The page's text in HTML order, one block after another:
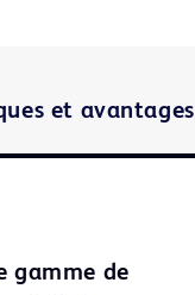
et avantages
gamme de